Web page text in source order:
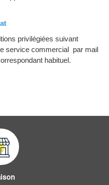
privilégiées suivant
service commercial par mail
habituel.